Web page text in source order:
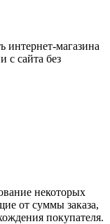
интернет-магазина
сайта без
некоторых
от суммы заказа,
покупателя.